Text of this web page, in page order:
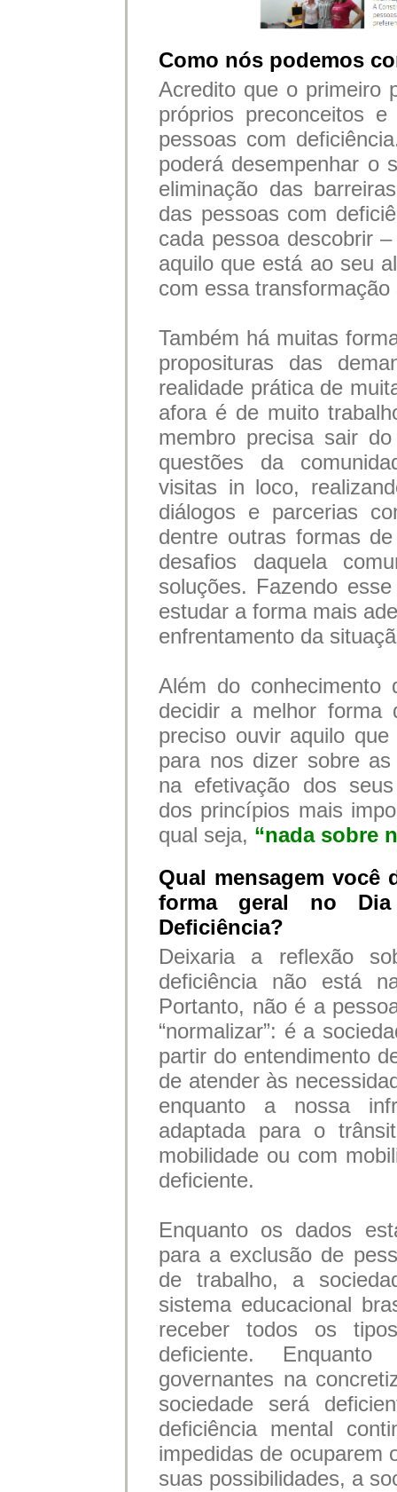
Como nós podemos
Acredito que o primeiro
próprios preconceitos
pessoas com
poderá desempenhar o
eliminação das
das pessoas com
cada pessoa descobrir
aquilo que está ao seu
com essa transformação
Também há muitas
proposituras das
realidade prática de
afora é de muito
membro precisa sair
questões da
visitas in loco,
diálogos e parcerias
dentre outras formas
desafios daquela
soluções. Fazendo
estudar a forma mais
enfrentamento da
Além do
decidir a melhor forma
preciso ouvir aquilo
para nos dizer sobre
na efetivação dos
dos princípios mais
qual seja, “nada sobre
Qual mensagem você
forma geral no
Deficiência?
Deixaria a reflexão
deficiência não está
Portanto, não é a
“normalizar”: é a
partir do entendimento
de atender às
enquanto a nossa
adaptada para o
mobilidade ou com
deficiente.
Enquanto os dados
para a exclusão de
de trabalho, a
sistema educacional
receber todos os
deficiente.
governantes na
sociedade será
deficiência mental
impedidas de ocuparem
suas possibilidades, a